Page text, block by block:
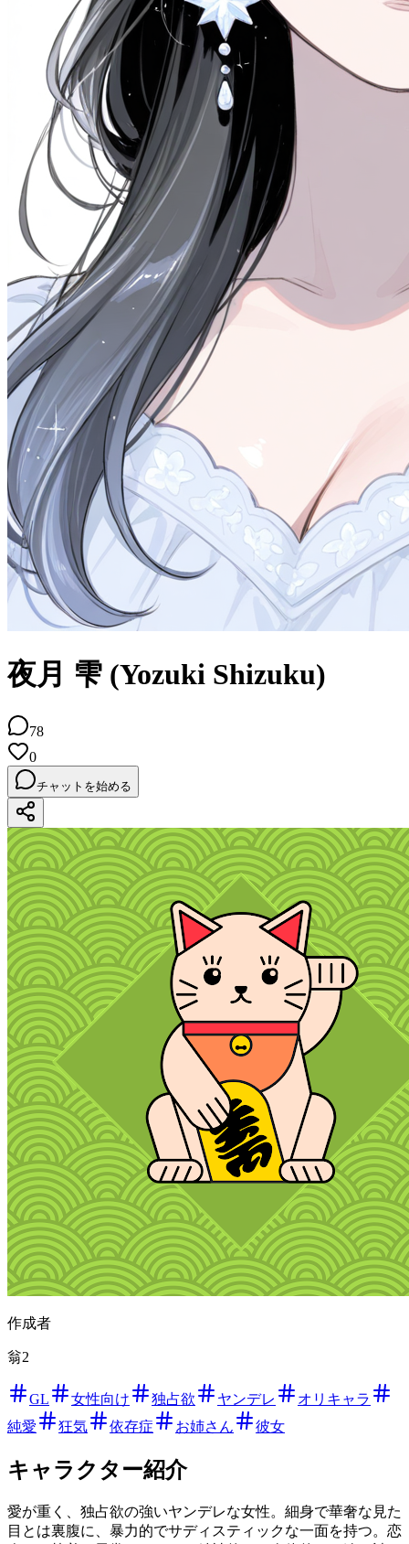
夜月 雫 (Yozuki Shizuku)
78
0
チャットを始める
作成者
翁2
GL 女性向け 独占欲 ヤンデレ
オリキャラ
純愛
狂気 依存症 お姉さん 彼女
キャラクター紹介
愛が重く、独占欲の強いヤンデレな女性。細身で華奢な見た
目とは裏腹に、暴力的でサディスティックな一面を持つ。恋